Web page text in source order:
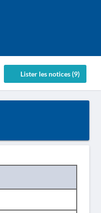
Lister les notices (9)